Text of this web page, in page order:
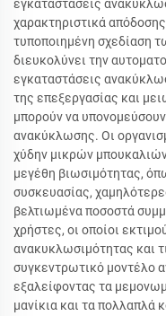
εγκαταστάσεις
χαρακτηριστικά
τυποποιημένη σχεδίαση
διευκολύνει την
εγκαταστάσεις
της επεξεργασίας και
μπορούν να
ανακύκλωσης. Οι
χύδην μικρών
μεγέθη βιωσιμότητας,
συσκευασίας,
βελτιωμένα ποσοστά
χρήστες, οι οποίοι
ανακυκλωσιμότητας και
συγκεντρωτικό μοντέλο
εξαλείφοντας τα
μανίκια και τα πολλαπλά